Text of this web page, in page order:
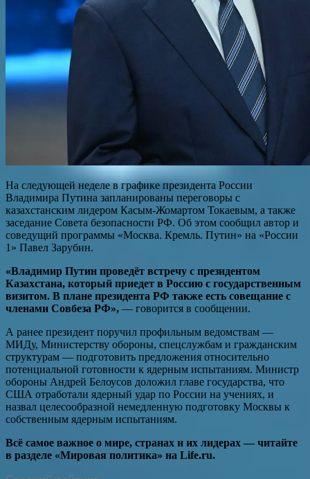
На следующей неделе в графике президента России
Владимира Путина запланированы переговоры с
казахстанским лидером Касым-Жомартом Токаевым, а также
заседание Совета безопасности РФ. Об этом сообщил автор и
соведущий программы «Москва. Кремль. Путин» на «России
1» Павел Зарубин.
«Владимир Путин проведёт встречу с президентом
Казахстана, который приедет в Россию с государственным
визитом. В плане президента РФ также есть совещание с
членами Совбеза РФ», — говорится в сообщении.
А ранее президент поручил профильным ведомствам —
МИДу, Министерству обороны, спецслужбам и гражданским
структурам — подготовить предложения относительно
потенциальной готовности к ядерным испытаниям. Министр
обороны Андрей Белоусов доложил главе государства, что
США отработали ядерный удар по России на учениях, и
назвал целесообразной немедленную подготовку Москвы к
собственным ядерным испытаниям.
Всё самое важное о мире, странах и их лидерах — читайте
в разделе «Мировая политика» на Life.ru.